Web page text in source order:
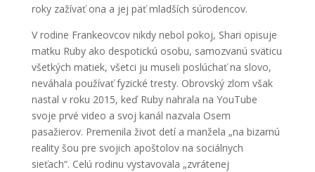
roky zažívať ona a jej päť mladších súrodencov.
V rodine Frankeovcov nikdy nebol pokoj, Shari opisuje
matku Ruby ako despotickú osobu, samozvanú sväticu
všetkých matiek, všetci ju museli poslúchať na slovo,
neváhala používať fyzické tresty. Obrovský zlom však
nastal v roku 2015, keď Ruby nahrala na YouTube
svoje prvé video a svoj kanál nazvala Osem
pasažierov. Premenila život detí a manžela „na bizarnú
reality šou pre svojich apoštolov na sociálnych
sieťach“. Celú rodinu vystavovala „zvrátenej